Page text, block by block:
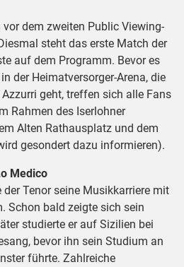
dem zweiten Public Viewing-
steht das erste Match der
auf dem Programm. Bevor es
der Heimatversorger-Arena, die
geht, treffen sich alle Fans
Rahmen des Iserlohner
Alten Rathausplatz und dem
gesondert dazu informieren).
Medico
Tenor seine Musikkarriere mit
Schon bald zeigte sich sein
studierte er auf Sizilien bei
bevor ihn sein Studium an
führte. Zahlreiche